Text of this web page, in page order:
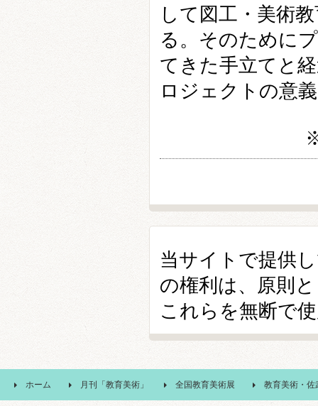
して図工・美術
る。そのために
てきた手立てと
ロジェクトの意
当サイトで提供
の権利は、原則
これらを無断で
ホーム 月刊「教育美術」 全国教育美術展 教育美術・佐